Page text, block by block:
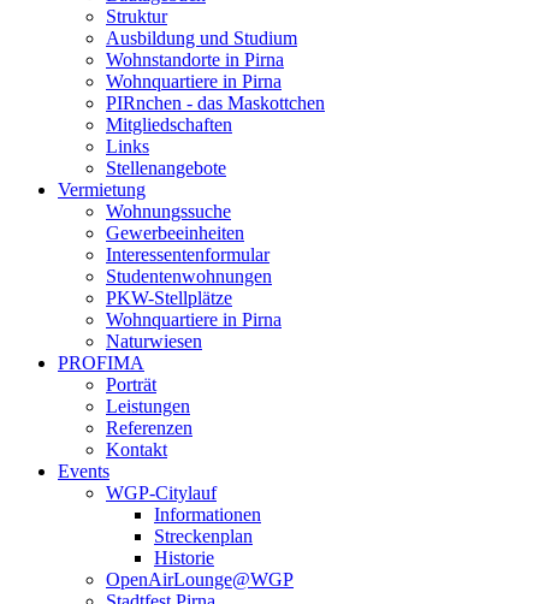
Struktur
Ausbildung und Studium
Wohnstandorte in Pirna
Wohnquartiere in Pirna
PIRnchen - das Maskottchen
Mitgliedschaften
Links
Stellenangebote
Vermietung
Wohnungssuche
Gewerbeeinheiten
Interessentenformular
Studentenwohnungen
PKW-Stellplätze
Wohnquartiere in Pirna
Naturwiesen
PROFIMA
Porträt
Leistungen
Referenzen
Kontakt
Events
WGP-Citylauf
Informationen
Streckenplan
Historie
OpenAirLounge@WGP